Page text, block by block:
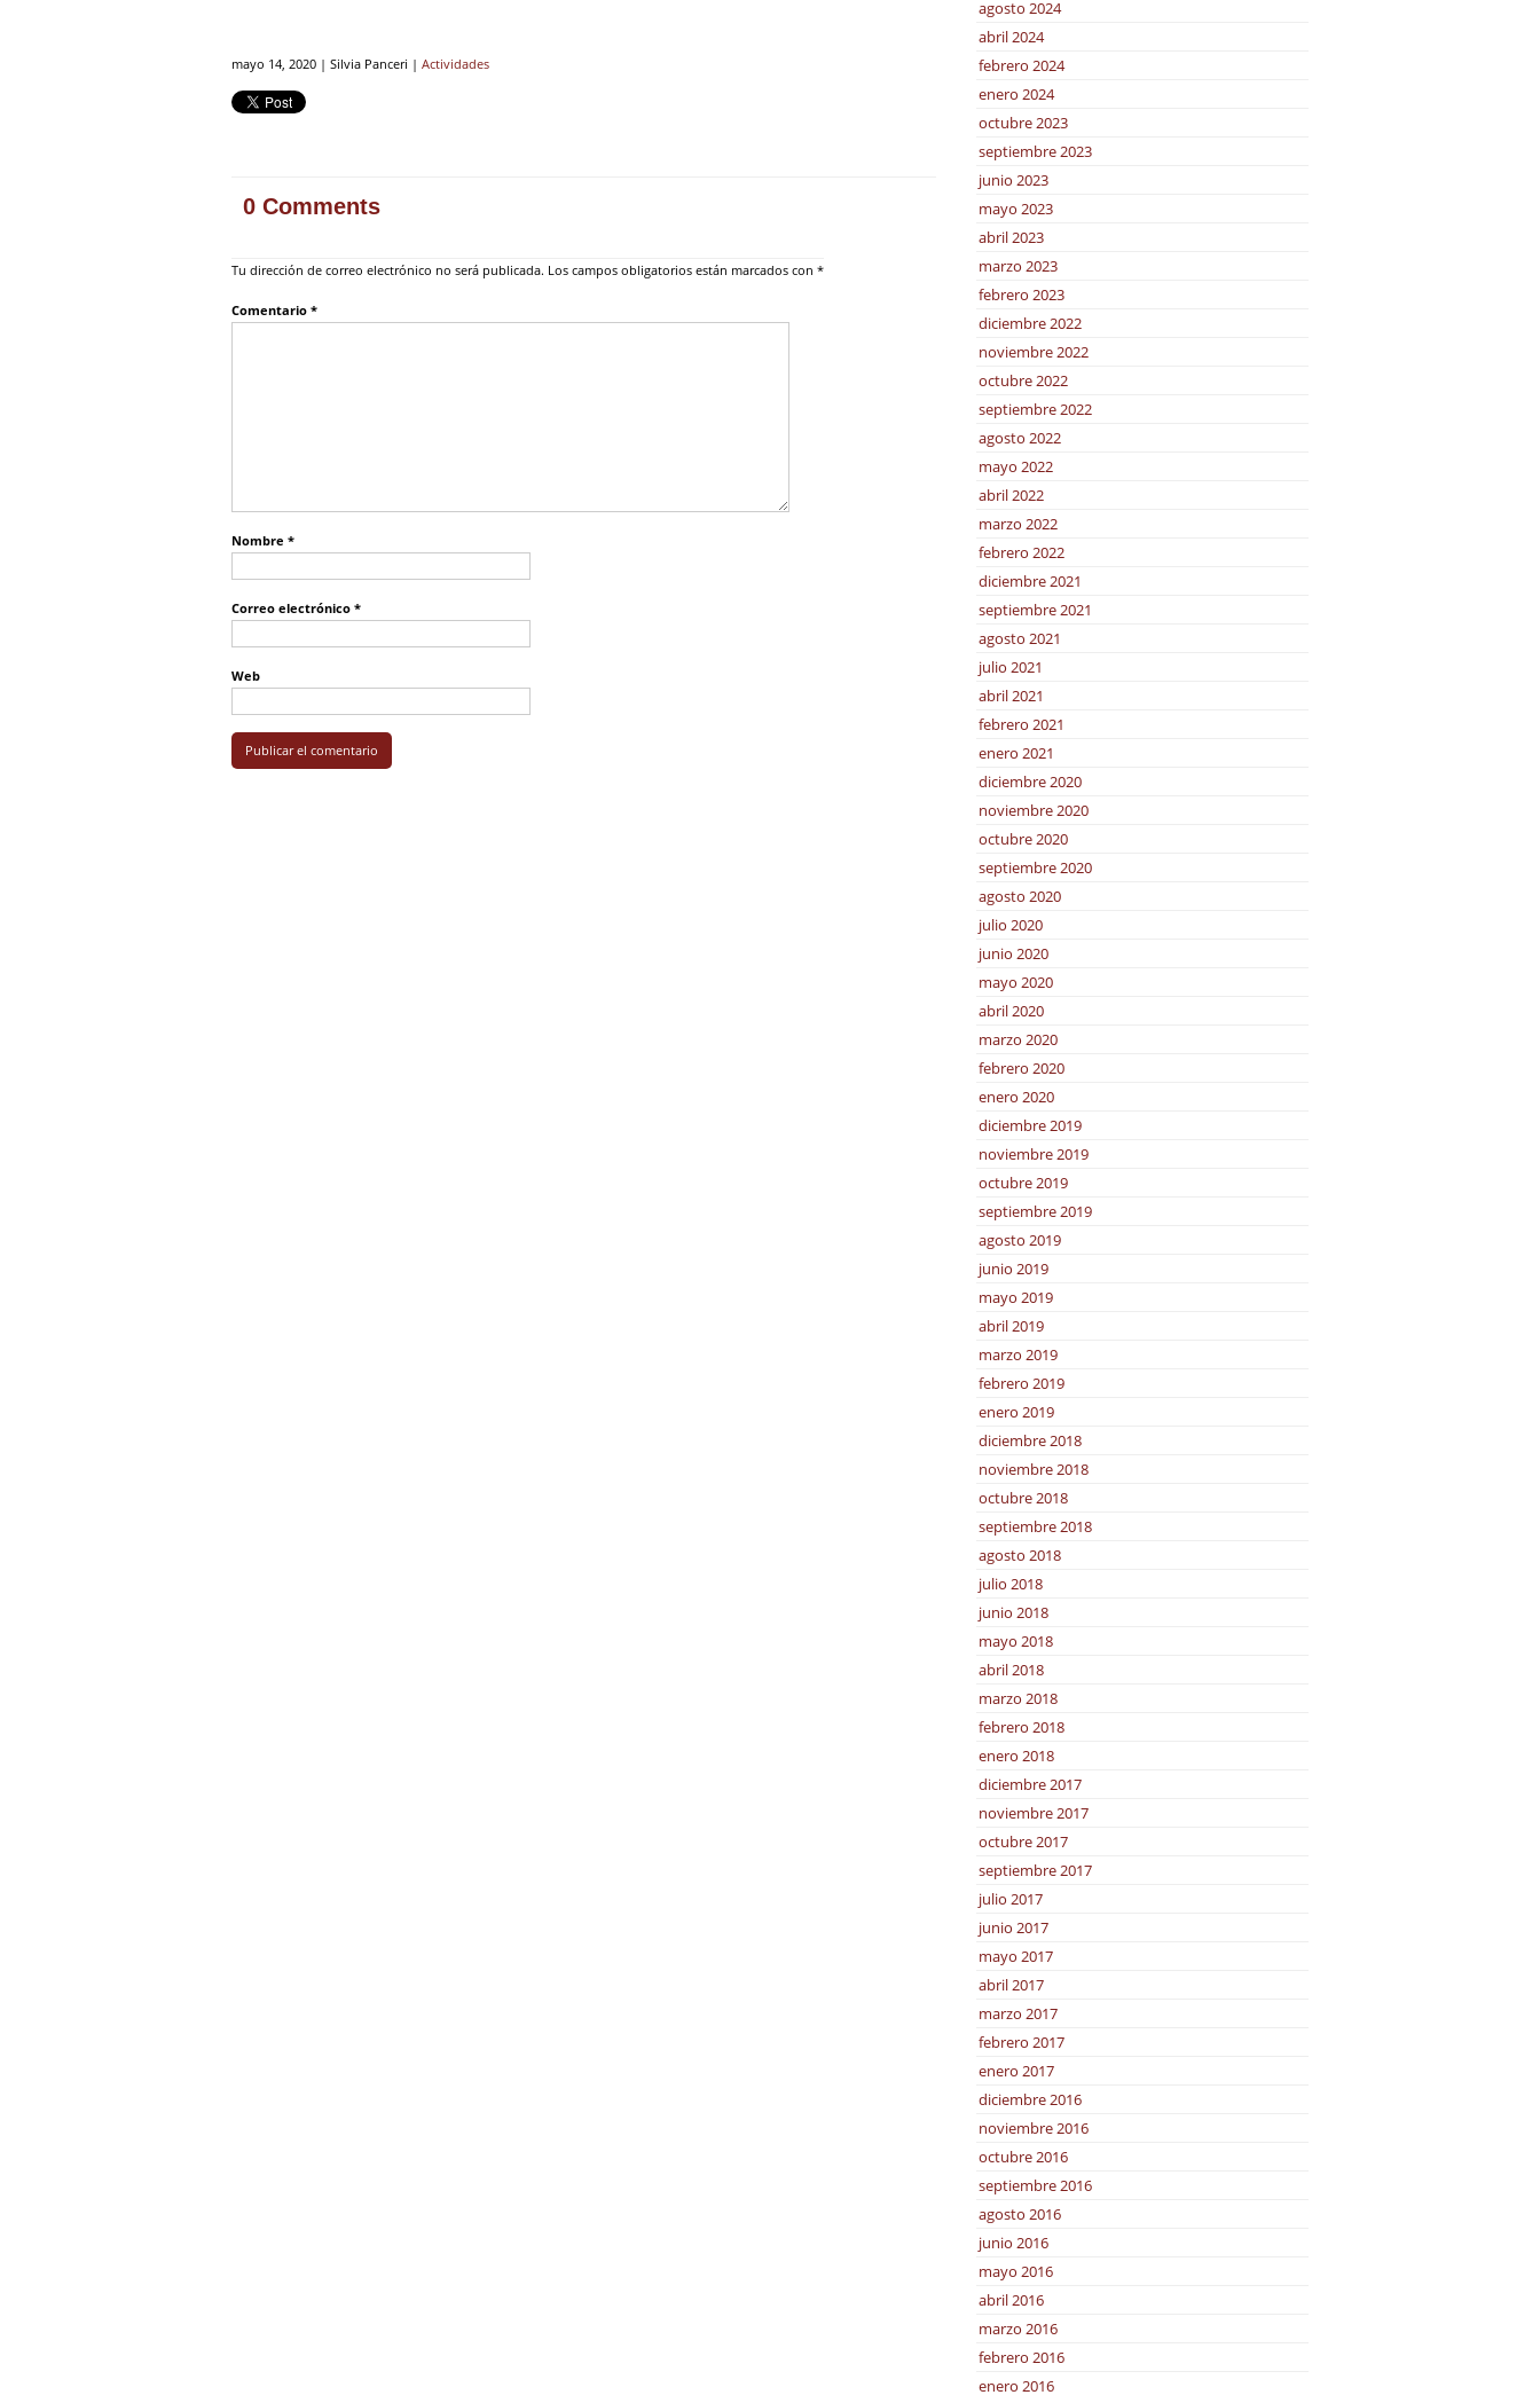
mayo 14, 2020 | Silvia Panceri | Actividades
0 Comments
Tu dirección de correo electrónico no será publicada. Los campos obligatorios están marcados con *
Comentario *
Nombre *
Correo electrónico *
Web
agosto 2024
abril 2024
febrero 2024
enero 2024
octubre 2023
septiembre 2023
junio 2023
mayo 2023
abril 2023
marzo 2023
febrero 2023
diciembre 2022
noviembre 2022
octubre 2022
septiembre 2022
agosto 2022
mayo 2022
abril 2022
marzo 2022
febrero 2022
diciembre 2021
septiembre 2021
agosto 2021
julio 2021
abril 2021
febrero 2021
enero 2021
diciembre 2020
noviembre 2020
octubre 2020
septiembre 2020
agosto 2020
julio 2020
junio 2020
mayo 2020
abril 2020
marzo 2020
febrero 2020
enero 2020
diciembre 2019
noviembre 2019
octubre 2019
septiembre 2019
agosto 2019
junio 2019
mayo 2019
abril 2019
marzo 2019
febrero 2019
enero 2019
diciembre 2018
noviembre 2018
octubre 2018
septiembre 2018
agosto 2018
julio 2018
junio 2018
mayo 2018
abril 2018
marzo 2018
febrero 2018
enero 2018
diciembre 2017
noviembre 2017
octubre 2017
septiembre 2017
julio 2017
junio 2017
mayo 2017
abril 2017
marzo 2017
febrero 2017
enero 2017
diciembre 2016
noviembre 2016
octubre 2016
septiembre 2016
agosto 2016
junio 2016
mayo 2016
abril 2016
marzo 2016
febrero 2016
enero 2016